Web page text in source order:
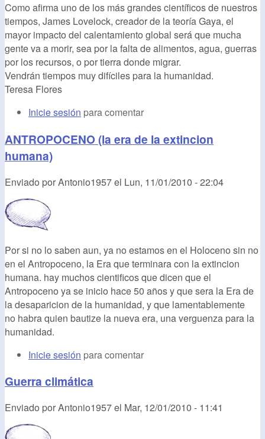
Como afirma uno de los más grandes científicos de nuestros
tiempos, James Lovelock, creador de la teoría Gaya, el
mayor impacto del calentamiento global será que mucha
gente va a morir, sea por la falta de alimentos, agua, guerras
por los recursos, o por tierra donde migrar.
Vendrán tiempos muy difíciles para la humanidad.
Teresa Flores
Inicie sesión para comentar
ANTROPOCENO (la era de la extincion
humana)
Enviado porAntonio1957el Lun, 11/01/2010 - 22:04
Por si no lo saben aun, ya no estamos en el Holoceno sin no
en el Antropoceno, la Era que terminara con la extincion
humana. hay muchos cientificos que dicen que el
Antropoceno ya se inicio hace 50 años y que sera la Era de
la desaparicion de la humanidad, y que lamentablemente
no habra quien bautize la nueva era, una verguenza para la
humanidad.
Inicie sesión para comentar
Guerra climática
Enviado porAntonio1957el Mar, 12/01/2010 - 11:41